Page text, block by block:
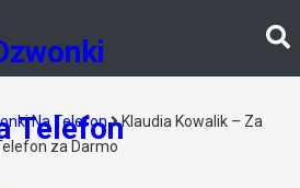
Na Telefon
Klaudia Kowalik – Za
za Darmo